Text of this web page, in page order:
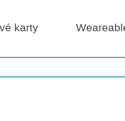
karty